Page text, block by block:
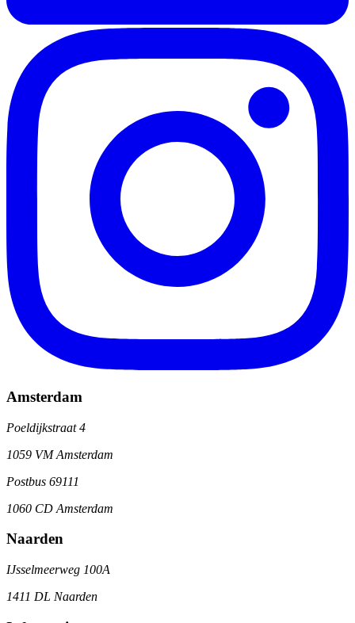
Amsterdam
Poeldijkstraat 4
1059 VM Amsterdam
Postbus 69111
1060 CD Amsterdam
Naarden
IJsselmeerweg 100A
1411 DL Naarden